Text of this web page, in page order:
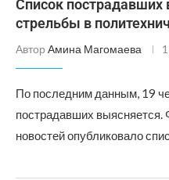
Список
стрельбы в
Автор Амина Магомаева
По последним данным, 19
пострадавших выясняется.
новостей опубликовало